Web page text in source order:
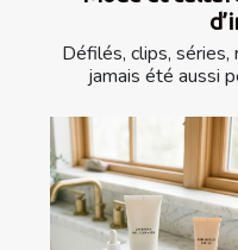
Défilés, clips, séries,
jamais été aussi